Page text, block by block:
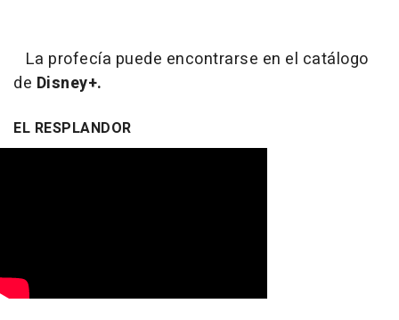
La profecía puede encontrarse en el catálogo
de Disney+.
EL RESPLANDOR